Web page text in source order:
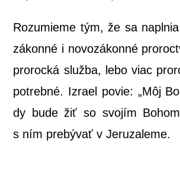
Roz­umie­me tým, že sa
zá­kon­né i novo­zá­kon­né
pro­roc­ká služ­ba, lebo viac
potreb­né. Izra­el povie: „Môj
dy bude žiť so svo­jím
s ním pre­bý­vať v Jeruzaleme.